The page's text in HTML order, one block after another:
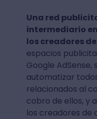
Una red
intermediario
los creadores
espacios
Google AdSense,
automatizar
relacionados al
cobro de ellos, y
los creadores de